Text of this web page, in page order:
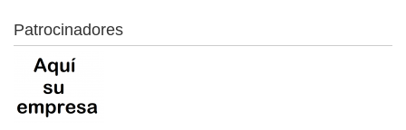
Patrocinadores